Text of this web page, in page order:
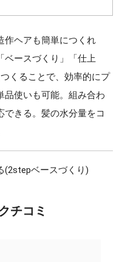
作ヘアも簡単につくれ
ベースづくり」「仕上
くることで、効率的にプ
品使いも可能。組み合わ
きる。髪の水分量をコ
(2stepベースづくり)
チコミ